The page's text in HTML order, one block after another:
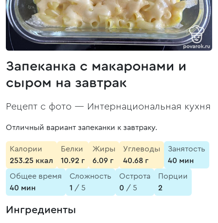
Запеканка с макаронами и
сыром на завтрак
Рецепт с фото — Интернациональная кухня
Отличный вариант запеканки к завтраку.
Калории
253.25 ккал
Белки
10.92 г
Жиры
6.09 г
Углеводы
40.68 г
Занятость
40 мин
Общее время
40 мин
Сложность
1 / 5
Острота
0 / 5
Порции
2
Ингредиенты